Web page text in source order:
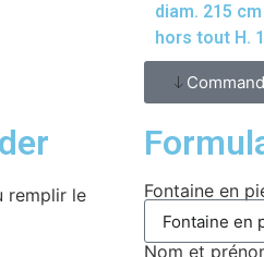
diam. 215
hors tout H.
remplir le
Fontaine en
Nom et